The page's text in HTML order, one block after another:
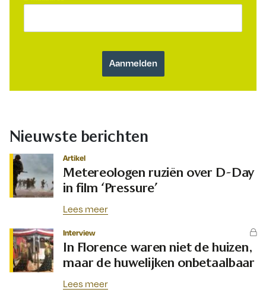
Nieuwste berichten
Artikel
Metereologen ruziën over D-Day
in film ‘Pressure’
Lees meer
Interview
In Florence waren niet de huizen,
maar de huwelijken onbetaalbaar
Lees meer